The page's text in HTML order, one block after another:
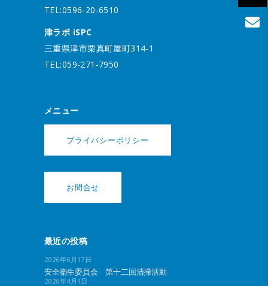
TEL:0596-20-6510
津ラボ iSPC
三重県津市栗真町屋町314-1
TEL:059-271-7950
メニュー
プライバシーポリシー
お問合せ
最近の投稿
2026年6月17日
安全衛生委員会 第十二回清掃活動
2026年4月1日